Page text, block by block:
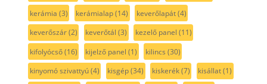
kerámia (3) kerámialap(14) keverőlapát(4)
keverőszár(2) keverőtál (3) kezelő panel (11)
kifolyócső(16) kijelző panel (1) kilincs (30)
kinyomó szivattyú(4) kisgép(34) kiskerék(7) kisállat(1)